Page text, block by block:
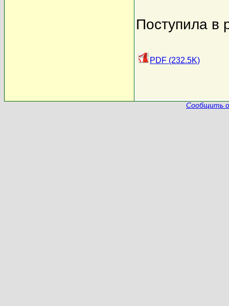
Поступила в
PDF (232.5K)
Сообщить о